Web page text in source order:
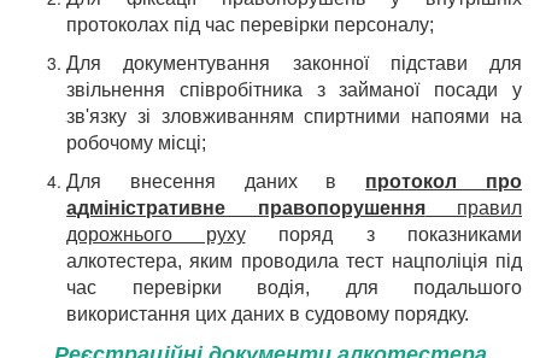
протоколах під час перевірки персоналу;
Для документування законної підстави для
звільнення співробітника з займаної посади у
зв'язку зі зловживанням спиртними напоями на
робочому місці;
Для внесення даних в протокол про
адміністративне правопорушенняправил
дорожнього рухупоряд з показниками
алкотестера, яким проводила тест нацполіція під
час перевірки водія, для подальшого
використання цих даних в судовому порядку.